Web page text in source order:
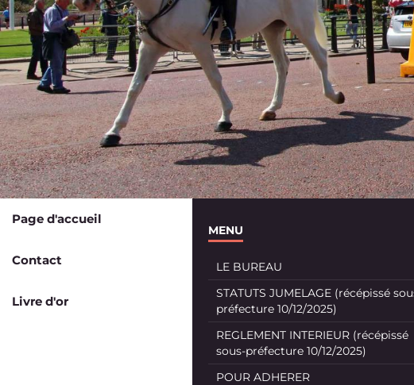
Page d'accueil
Contact
Livre d'or
MENU
LE BUREAU
STATUTS JUMELAGE (récépissé
préfecture 10/12/2025)
REGLEMENT INTERIEUR (récépissé
sous-préfecture 10/12/2025)
POUR ADHERER